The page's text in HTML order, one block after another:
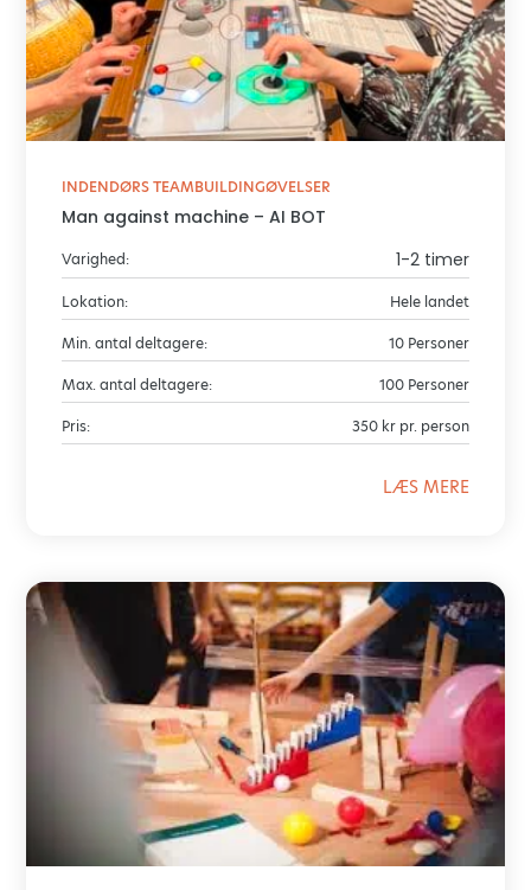
INDENDØRS TEAMBUILDINGØVELSER
Man against machine – AI BOT
Varighed: 1-2 timer
Lokation: Hele landet
Min. antal deltagere: 10 Personer
Max. antal deltagere: 100 Personer
Pris: 350 kr pr. person
LÆS MERE